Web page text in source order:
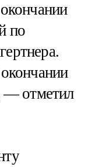
по
— отметил